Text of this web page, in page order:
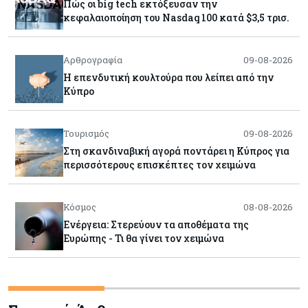
Πώς οι big tech εκτόξευσαν την
κεφαλαιοποίηση του Nasdaq 100 κατά $3,5 τρισ.
Αρθρογραφία 09-08-2026
Η επενδυτική κουλτούρα που λείπει από την
Κύπρο
Τουρισμός 09-08-2026
Στη σκανδιναβική αγορά ποντάρει η Κύπρος για
περισσότερους επισκέπτες τον χειμώνα
Κόσμος 08-08-2026
Ενέργεια: Στερεύουν τα αποθέματα της
Ευρώπης - Τι θα γίνει τον χειμώνα